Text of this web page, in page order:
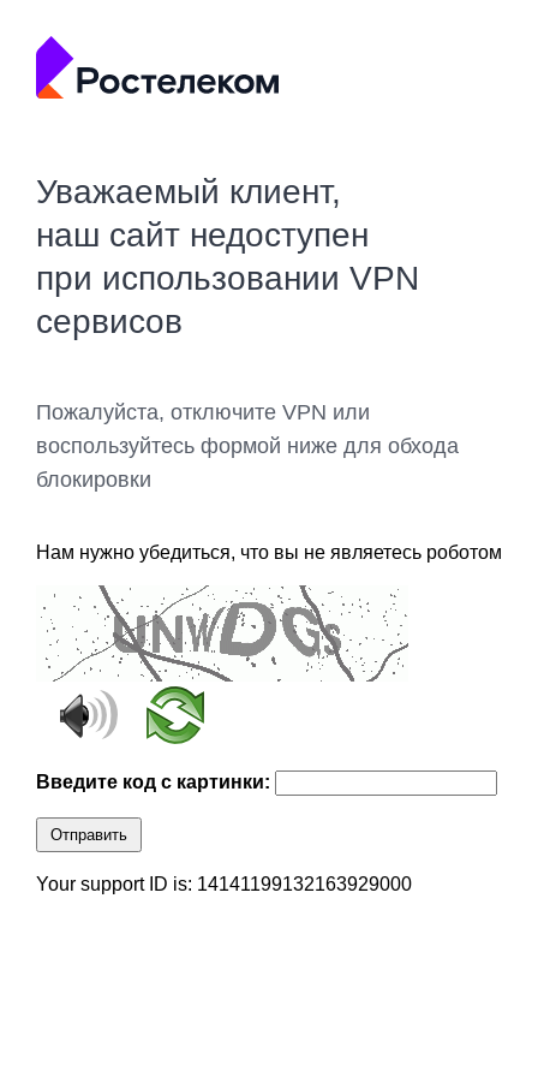
Уважаемый клиент,
наш сайт недоступен
при использовании VPN
сервисов
Пожалуйста, отключите VPN или
воспользуйтесь формой ниже для обхода
блокировки
Нам нужно убедиться, что вы не являетесь роботом
Введите код с картинки:
Отправить
Your support ID is: 14141199132163929000